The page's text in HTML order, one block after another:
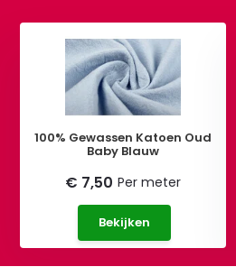
100% Gewassen Katoen Oud
Baby Blauw
€ 7,50 Per meter
Bekijken